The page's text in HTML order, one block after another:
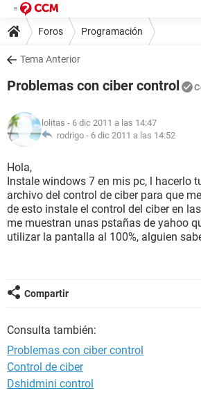
Foros Programación
Tema Anterior
Problemas con ciber control
lolitas - 6 dic 2011 a las 14:47
rodrigo - 6 dic 2011 a las 14:52
Hola,
Instale windows 7 en mis pc, l hacerlo
archivo del control de ciber para que
de esto instale el control del ciber en
me muestran unas pstañas de yahoo
utilizar la pantalla al 100%, alguien
Compartir
Consulta también:
Problemas con ciber control
Control de ciber
Dshidmini control